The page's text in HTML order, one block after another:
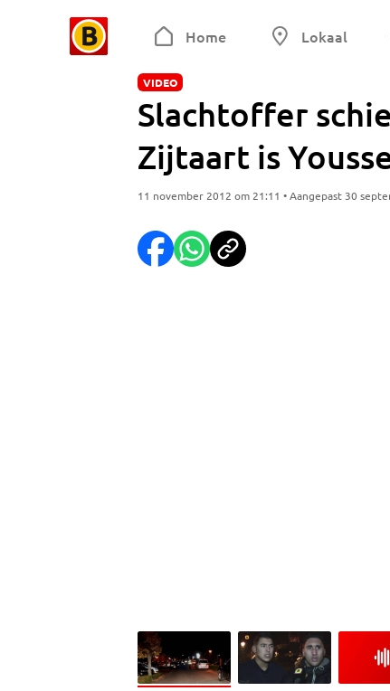
Home Lokaal
VIDEO
Slachtoffer
Zijtaart is
11 november 2012 om 21:11 • Aangepast 30